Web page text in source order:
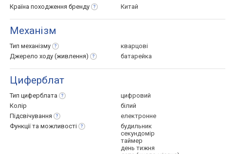
Країна походження бренду Китай
Механізм
Тип механізму
кварцові
Джерело ходу (живлення) батарейка
Циферблат
Тип циферблата
цифровий
Колір
білий
Підсвічування
електронне
Функції та можливості
будильник
секундомір
таймер
день тижня